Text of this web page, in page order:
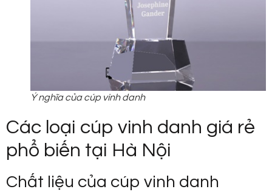
Ý nghĩa của cúp vinh danh
Các loại cúp vinh danh giá rẻ
phổ biến tại Hà Nội
Chất liệu của cúp vinh danh